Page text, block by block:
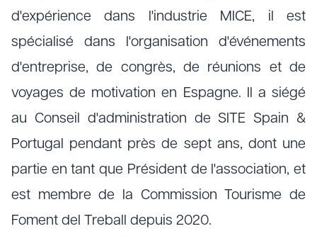
d'expérience dans l'industrie MICE, il est
spécialisé dans l'organisation d'événements
d'entreprise, de congrès, de réunions et de
voyages de motivation en Espagne. Il a siégé
au Conseil d'administration de SITE Spain &
Portugal pendant près de sept ans, dont une
partie en tant que Président de l'association, et
est membre de la Commission Tourisme de
Foment del Treball depuis 2020.